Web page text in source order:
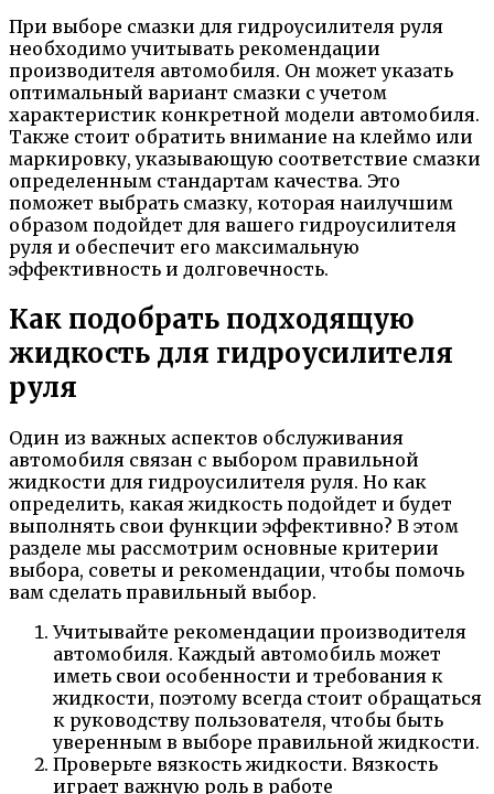
При выборе смазки для гидроусилителя руля
необходимо учитывать рекомендации
производителя автомобиля. Он может указать
оптимальный вариант смазки с учетом
характеристик конкретной модели автомобиля.
Также стоит обратить внимание на клеймо или
маркировку, указывающую соответствие смазки
определенным стандартам качества. Это
поможет выбрать смазку, которая наилучшим
образом подойдет для вашего гидроусилителя
руля и обеспечит его максимальную
эффективность и долговечность.
Как подобрать подходящую
жидкость для гидроусилителя
руля
Один из важных аспектов обслуживания
автомобиля связан с выбором правильной
жидкости для гидроусилителя руля. Но как
определить, какая жидкость подойдет и будет
выполнять свои функции эффективно? В этом
разделе мы рассмотрим основные критерии
выбора, советы и рекомендации, чтобы помочь
вам сделать правильный выбор.
Учитывайте рекомендации производителя
автомобиля. Каждый автомобиль может
иметь свои особенности и требования к
жидкости, поэтому всегда стоит обращаться
к руководству пользователя, чтобы быть
уверенным в выборе правильной жидкости.
Проверьте вязкость жидкости. Вязкость
играет важную роль в работе